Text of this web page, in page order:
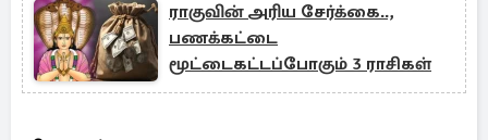
ராகுவின் அரிய சேர்க்கை..,
பணக்கட்டை
மூட்டைகட்டப்போகும் 3 ராசிகள்